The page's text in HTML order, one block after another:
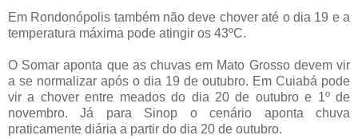
Em Rondonópolis também não deve chover até o dia 19 e a
temperatura máxima pode atingir os 43ºC.
O Somar aponta que as chuvas em Mato Grosso devem vir
a se normalizar após o dia 19 de outubro. Em Cuiabá pode
vir a chover entre meados do dia 20 de outubro e 1º de
novembro. Já para Sinop o cenário aponta chuva
praticamente diária a partir do dia 20 de outubro.